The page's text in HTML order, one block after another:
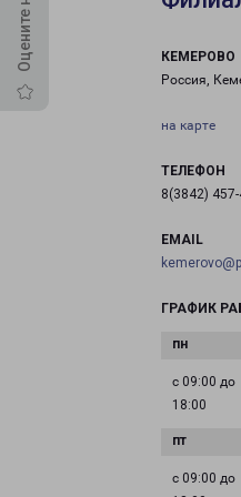
КЕМЕРОВО
Россия,
на карте
ТЕЛЕФОН
8(3842)
EMAIL
ГРАФИК
с 09:00 до
18:00
с 09:00 до